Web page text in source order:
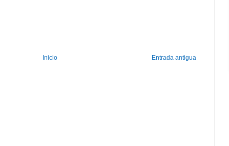
Entrada antigua
Inicio